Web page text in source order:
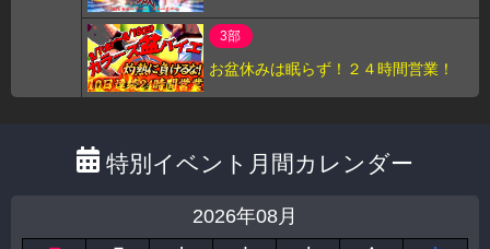
3部
お盆休みは眠らず！２４時間営業！
特別イベント月間カレンダー
2026年08月